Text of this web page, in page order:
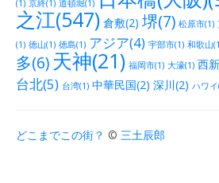
(1) 京終(1) 道頓堀(1)
之江(547) 倉敷(2) 堺(7) 松原市(1)
(1) 徳山(1) 徳島(1) アジア(4) 宇部市(1) 和歌山
多(6) 天神(21) 福岡市(1) 大濠(1) 西
台北(5) 台湾(1) 中華民国(2) 深川(2) ハワ
どこまでこの街？ © 三土辰郎